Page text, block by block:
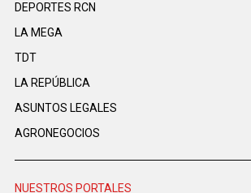
DEPORTES RCN
LA MEGA
TDT
LA REPÚBLICA
ASUNTOS LEGALES
AGRONEGOCIOS
NUESTROS PORTALES